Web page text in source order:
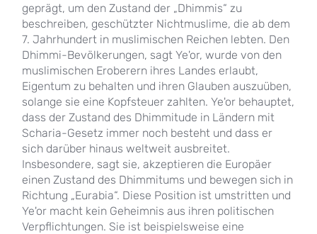
geprägt, um den Zustand der „Dhimmis“ zu
beschreiben, geschützter Nichtmuslime, die ab dem
7. Jahrhundert in muslimischen Reichen lebten. Den
Dhimmi-Bevölkerungen, sagt Ye'or, wurde von den
muslimischen Eroberern ihres Landes erlaubt,
Eigentum zu behalten und ihren Glauben auszuüben,
solange sie eine Kopfsteuer zahlten. Ye'or behauptet,
dass der Zustand des Dhimmitude in Ländern mit
Scharia-Gesetz immer noch besteht und dass er
sich darüber hinaus weltweit ausbreitet.
Insbesondere, sagt sie, akzeptieren die Europäer
einen Zustand des Dhimmitums und bewegen sich in
Richtung „Eurabia“. Diese Position ist umstritten und
Ye'or macht kein Geheimnis aus ihren politischen
Verpflichtungen. Sie ist beispielsweise eine